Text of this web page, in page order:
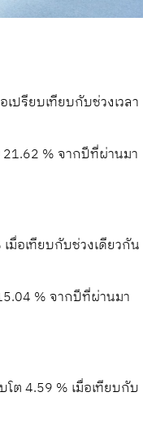
ปรียบเทียบกับช่วงเวลา
21.62 % จากปีที่ผ่านมา
อเทียบกับช่วงเดียวกัน
% จากปีที่ผ่านมา
ต 4.59 % เมื่อเทียบกับ